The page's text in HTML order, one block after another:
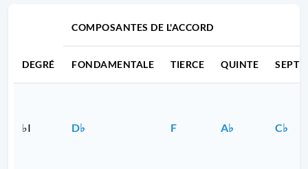
DEGRÉ
COMPOSANTES DE L'ACCORD
FONDAMENTALE TIERCE QUINTE
♭I D♭ F A♭ C♭